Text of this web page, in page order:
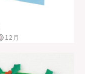
12月